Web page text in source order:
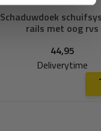
Schaduwdoek
rails met oog rvs
44,95
Deliverytime